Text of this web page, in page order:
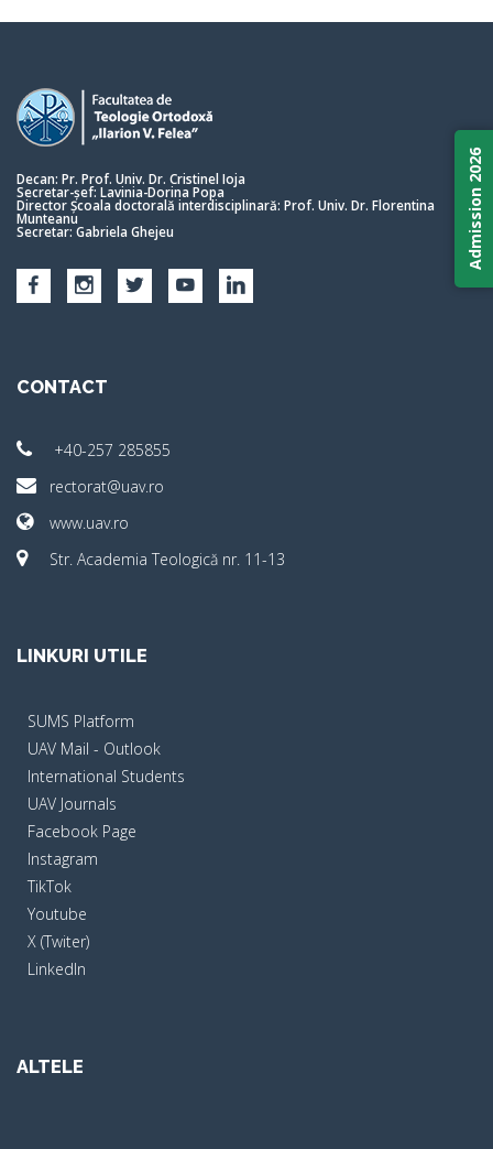
Decan: Pr. Prof. Univ. Dr. Cristinel Ioja
Secretar-șef: Lavinia-Dorina Popa
Director Școala doctorală interdisciplinară: Prof. Univ. Dr. Florentina
Munteanu
Secretar: Gabriela Ghejeu
CONTACT
+40-257 285855
rectorat@uav.ro
www.uav.ro
Str. Academia Teologică nr. 11-13
LINKURI UTILE
SUMS Platform
UAV Mail - Outlook
International Students
UAV Journals
Facebook Page
Instagram
TikTok
Youtube
X (Twiter)
LinkedIn
ALTELE
Admission 2026